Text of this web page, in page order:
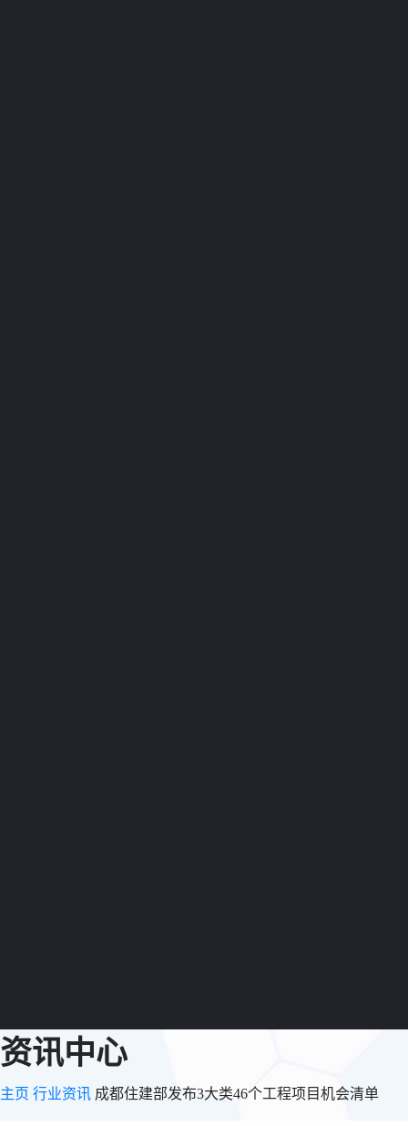
资讯中心
主页 行业资讯 成都住建部发布3大类46个工程项目机会清单